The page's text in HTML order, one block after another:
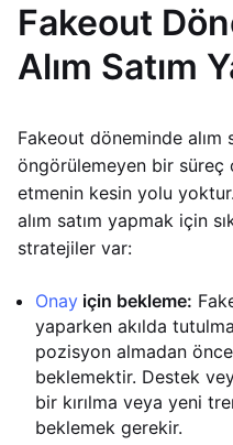
Fakeout
Alım Satım
Fakeout döneminde alım
öngörülemeyen bir süreç
etmenin kesin yolu
alım satım yapmak için
stratejiler var:
Onay için bekleme:
yaparken akılda
pozisyon almadan
beklemektir. Destek
bir kırılma veya yeni
beklemek gerekir.